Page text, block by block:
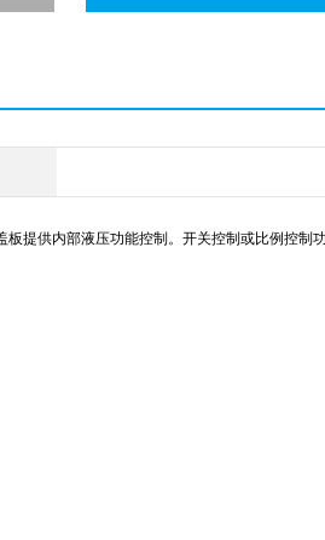
提供内部液压功能控制。开关控制或比例控制